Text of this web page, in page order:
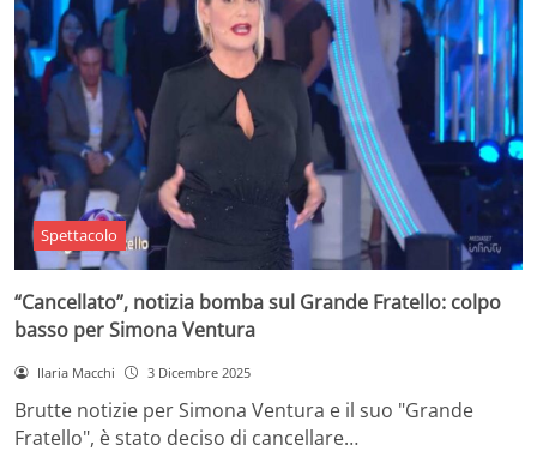
Spettacolo
“Cancellato”, notizia bomba sul Grande Fratello: colpo
basso per Simona Ventura
Ilaria Macchi 3 Dicembre 2025
Brutte notizie per Simona Ventura e il suo "Grande
Fratello", è stato deciso di cancellare…